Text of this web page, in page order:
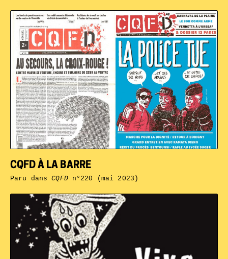
CQFD À LA BARRE
Paru dansCQFDn°220 (mai 2023)